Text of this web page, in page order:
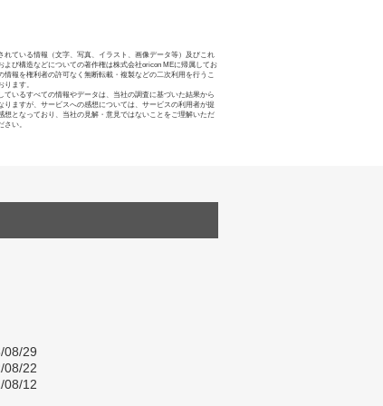
れている情報（文字、写真、イラスト、画像データ等）及びこれ
よび構造などについての著作権は株式会社oricon MEに帰属してお
情報を権利者の許可なく無断転載・複製などの二次利用を行うこ
ります。
ているすべての情報やデータは、当社の調査に基づいた結果から
りますが、サービスへの感想については、サービスの利用者が提
想となっており、当社の見解・意見ではないことをご理解いただ
さい。
08/29
08/22
08/12